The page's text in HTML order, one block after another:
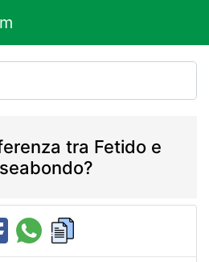
tra Fetido e